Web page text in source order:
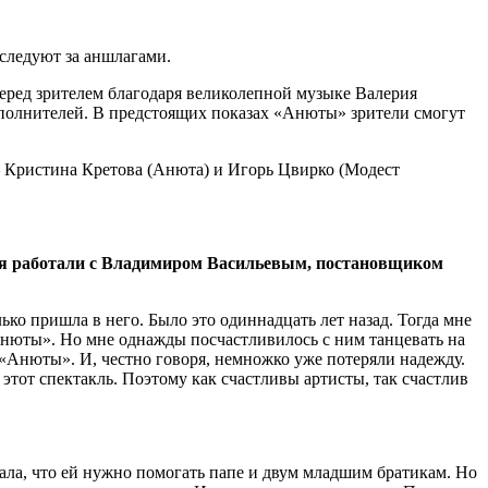
за аншлагами.
зрителем благодаря великолепной музыке Валерия
В предстоящих показах «Анюты» зрители смогут
Кристина Кретова (Анюта) и Игорь Цвирко (Модест
работали с Владимиром Васильевым, постановщиком
пришла в него. Было это одиннадцать лет назад. Тогда мне
Но мне однажды посчастливилось с ним танцевать на
И, честно говоря, немножко уже потеряли надежду.
спектакль. Поэтому как счастливы артисты, так счастлив
что ей нужно помогать папе и двум младшим братикам. Но